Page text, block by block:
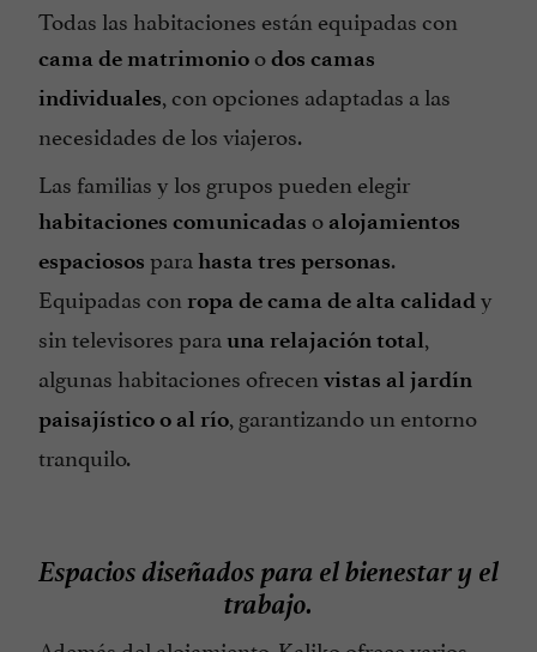
Restaurante
Ropa de Cama Incluida
Sala de Seminarios
Sauna / Baño turco
Se habla Español
Se habla Inglés
Tarjetas de Crédito admitidas
Televisor : no
Todas las habitaciones están equipadas con
cama de matrimonio odos camas
individuales, con opciones adaptadas a las
necesidades de los viajeros.
Las familias y los grupos pueden elegir
habitaciones comunicadas o alojamientos
espaciosos para hasta tres personas.
Equipadas con ropa de cama de alta calidady
sin televisores para una relajación total,
algunas habitaciones ofrecen vistas al jardín
paisajístico o al río, garantizando un entorno
tranquilo.
Espacios diseñados para el bienestar y el
trabajo.